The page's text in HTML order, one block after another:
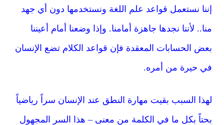
إننا نستعمل قواعد علم اللغة ونستخدمها دون أي جهد
منا.. لأننا نجدها جاهزة أمامنا. وإذا وضعنا أمام أعيننا
بعض الحسابات المعقدة فإن قواعد الكلام تضع الإنسان
في حيرة من أمره.
لهذا السبب بقيت مهارة النطق عند الإنسان سراً رياضياً
بحتاً بكل ما في الكلمة من معنى – هذا السر المجهول